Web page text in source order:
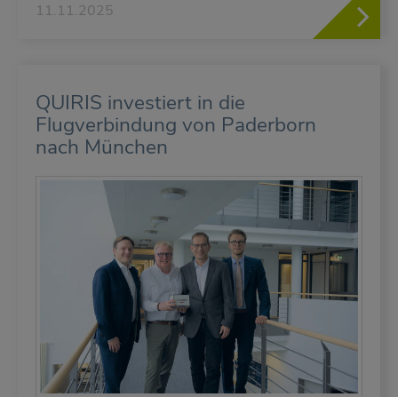
11.11.2025
QUIRIS investiert in die
Flugverbindung von Paderborn
nach München